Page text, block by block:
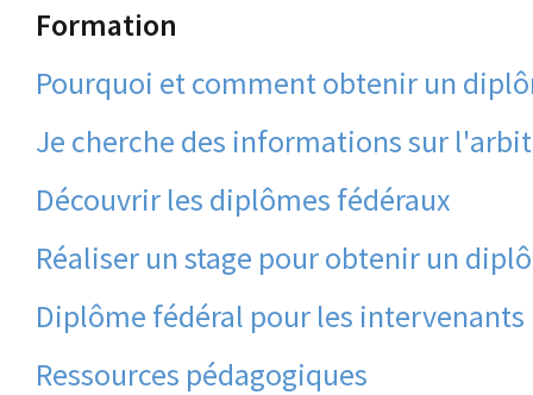
Formation
Pourquoi et comment obtenir un
Je cherche des informations sur
Découvrir les diplômes fédéraux
Réaliser un stage pour obtenir un
Diplôme fédéral pour les intervenants
Ressources pédagogiques